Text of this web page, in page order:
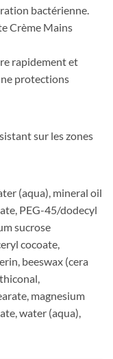
bactérienne.
Crème Mains
rapidement et
protections
sur les zones
(aqua), mineral oil
PEG-45/dodecyl
sucrose
cocoate,
beeswax (cera
magnesium
water (aqua),